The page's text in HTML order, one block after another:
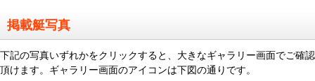
掲載艇写真
下記の写真いずれかをクリックすると、大きなギャラリー画面でご確認
頂けます。ギャラリー画面のアイコンは下図の通りです。